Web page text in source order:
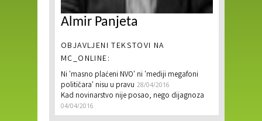
Almir Panjeta
OBJAVLJENI TEKSTOVI NA
MC_ONLINE:
Ni 'masno plaćeni NVO' ni 'mediji megafoni
političara' nisu u pravu 28/04/2016
Kad novinarstvo nije posao, nego dijagnoza
04/04/2016